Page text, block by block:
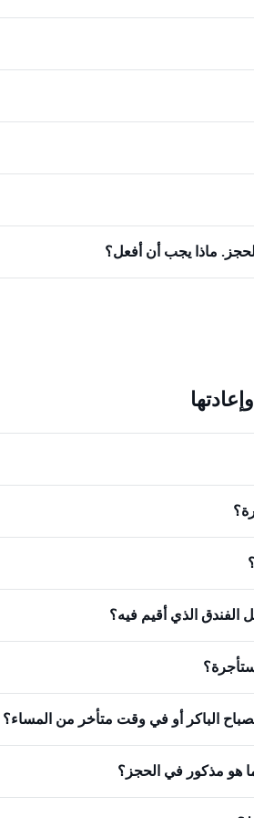
ماذا يجب أن أفعل؟
الذي أقيم فيه؟
الباكر أو في وقت متأخر من المساء؟
هو مذكور في الحجز؟